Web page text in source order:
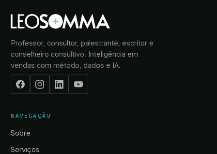
Professor, consultor, palestrante, escritor e
conselheiro consultivo. Inteligência em
vendas com método, dados e IA.
NAVEGAÇÃO
Sobre
Serviços